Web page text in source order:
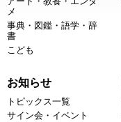
メ
事典・図鑑・語学・辞
書
こども
お知らせ
トピックス一覧
サイン会・イベント